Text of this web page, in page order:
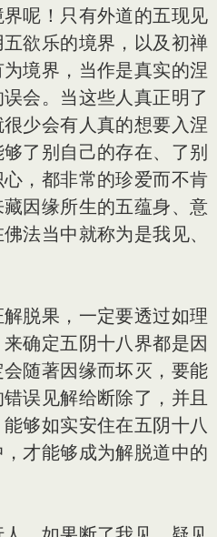
呢！只有外道的五现见
欲乐的境界，以及初禅
境界，当作是真实的涅
会。当这些人真正明了
少会有人真的想要入涅
了别自己的存在、了别
，都非常的珍爱而不肯
因缘所生的五蕴身、意
法当中就称为是我见、
脱果，一定要透过如理
确定五阴十八界都是因
随著因缘而坏灭，要能
误见解给断除了，并且
够如实安住在五阴十八
才能够成为解脱道中的